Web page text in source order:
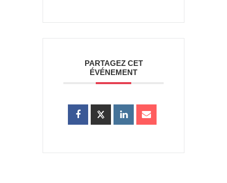
PARTAGEZ CET
ÉVÉNEMENT